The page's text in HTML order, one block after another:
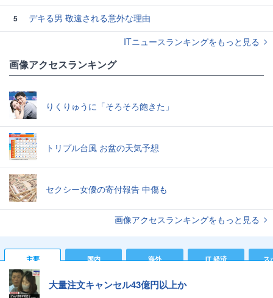
5
デキる男 敬遠される意外な理由
ITニュースランキングをもっと見る
画像アクセスランキング
りくりゅうに「そろそろ飽きた」
トリプル台風 お盆の天気予想
セクシー女優の寄付報告 中傷も
画像アクセスランキングをもっと見る
主要 国内 海外 IT 経済 ス
大量注文キャンセル43億円以上か